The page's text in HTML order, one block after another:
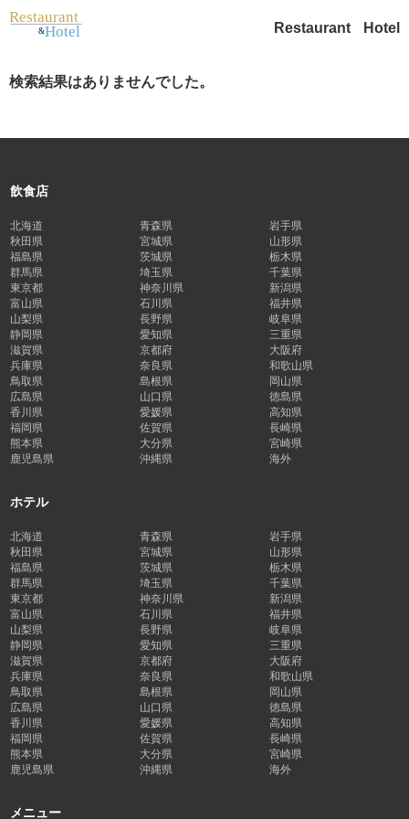
Restaurant Hotel
検索結果はありませんでした。
飲食店
北海道 青森県
岩手県
秋田県
宮城県
山形県
福島県
茨城県
栃木県
群馬県
埼玉県
千葉県
東京都
神奈川県
新潟県
富山県
石川県
福井県
山梨県
長野県
岐阜県
静岡県
愛知県
三重県
滋賀県
京都府
大阪府
兵庫県
奈良県
和歌山県
鳥取県
島根県
岡山県
広島県
山口県
徳島県
香川県
愛媛県
高知県
福岡県
佐賀県
長崎県
熊本県
大分県
宮崎県
鹿児島県
沖縄県 海外
ホテル
北海道 青森県
岩手県
秋田県
宮城県
山形県
福島県
茨城県
栃木県
群馬県
埼玉県
千葉県
東京都
神奈川県
新潟県
富山県
石川県
福井県
山梨県
長野県
岐阜県
静岡県
愛知県
三重県
滋賀県
京都府
大阪府
兵庫県
奈良県
和歌山県
鳥取県
島根県
岡山県
広島県
山口県
徳島県
香川県
愛媛県
高知県
福岡県
佐賀県
長崎県
熊本県
大分県
宮崎県
鹿児島県
沖縄県 海外
メニュー